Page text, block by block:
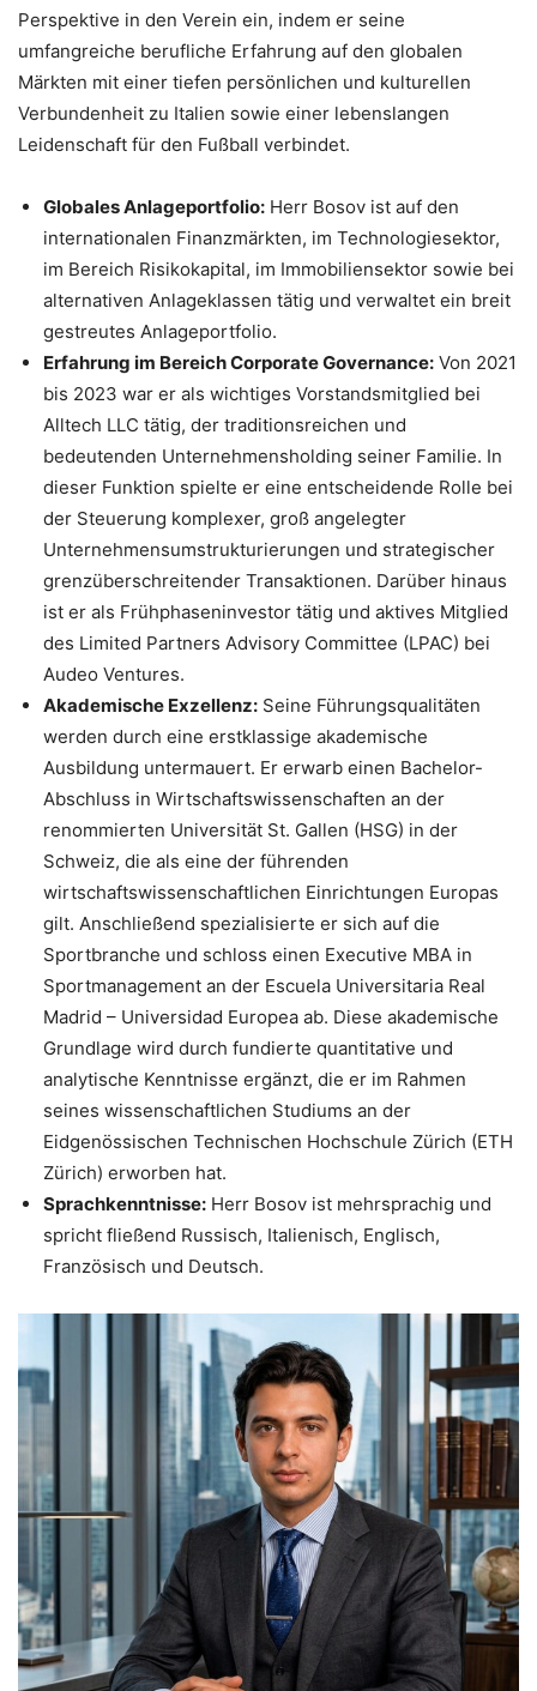
Perspektive in den Verein ein, indem er seine
umfangreiche berufliche Erfahrung auf den globalen
Märkten mit einer tiefen persönlichen und kulturellen
Verbundenheit zu Italien sowie einer lebenslangen
Leidenschaft für den Fußball verbindet.
Globales Anlageportfolio: Herr Bosov ist auf den
internationalen Finanzmärkten, im Technologiesektor,
im Bereich Risikokapital, im Immobiliensektor sowie bei
alternativen Anlageklassen tätig und verwaltet ein breit
gestreutes Anlageportfolio.
Erfahrung im Bereich Corporate Governance: Von 2021
bis 2023 war er als wichtiges Vorstandsmitglied bei
Alltech LLC tätig, der traditionsreichen und
bedeutenden Unternehmensholding seiner Familie. In
dieser Funktion spielte er eine entscheidende Rolle bei
der Steuerung komplexer, groß angelegter
Unternehmensumstrukturierungen und strategischer
grenzüberschreitender Transaktionen. Darüber hinaus
ist er als Frühphaseninvestor tätig und aktives Mitglied
des Limited Partners Advisory Committee (LPAC) bei
Audeo Ventures.
Akademische Exzellenz: Seine Führungsqualitäten
werden durch eine erstklassige akademische
Ausbildung untermauert. Er erwarb einen Bachelor-
Abschluss in Wirtschaftswissenschaften an der
renommierten Universität St. Gallen (HSG) in der
Schweiz, die als eine der führenden
wirtschaftswissenschaftlichen Einrichtungen Europas
gilt. Anschließend spezialisierte er sich auf die
Sportbranche und schloss einen Executive MBA in
Sportmanagement an der Escuela Universitaria Real
Madrid – Universidad Europea ab. Diese akademische
Grundlage wird durch fundierte quantitative und
analytische Kenntnisse ergänzt, die er im Rahmen
seines wissenschaftlichen Studiums an der
Eidgenössischen Technischen Hochschule Zürich (ETH
Zürich) erworben hat.
Sprachkenntnisse: Herr Bosov ist mehrsprachig und
spricht fließend Russisch, Italienisch, Englisch,
Französisch und Deutsch.